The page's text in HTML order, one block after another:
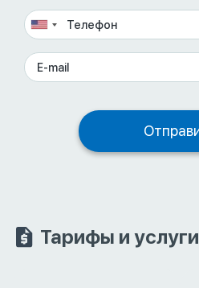
Тарифы и услуги